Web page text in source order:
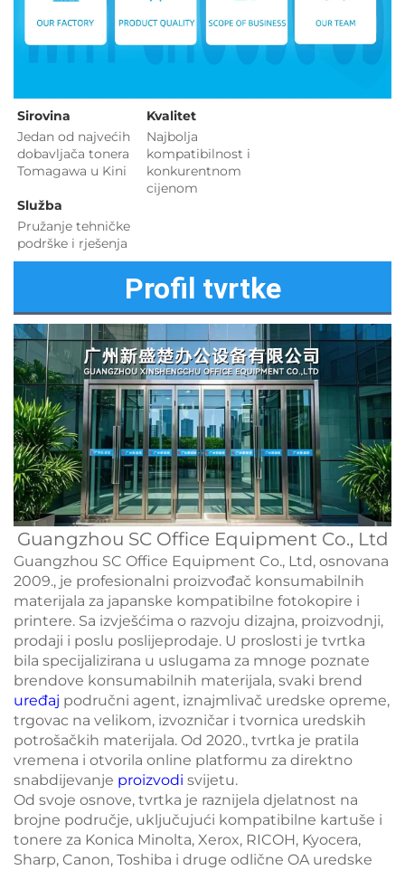
Sirovina
Jedan od najvećih
dobavljača tonera
Tomagawa u Kini
Kvalitet
Najbolja
konkurentnom
cijenom
Služba
Pružanje tehničke
podrške i rješenja
Profil tvrtke
Guangzhou SC Office Equipment Co., Ltd
Guangzhou SC Office Equipment Co., Ltd, osnovana
2009., je profesionalni proizvođač konsumabilnih
materijala za japanske kompatibilne fotokopire i
printere. Sa izvješćima o razvoju dizajna, proizvodnji,
prodaji i poslu poslijeprodaje. U proslosti je tvrtka
bila specijalizirana u uslugama za mnoge poznate
brendove konsumabilnih materijala, svaki brend
uređaj područni agent, iznajmlivač uredske opreme,
trgovac na velikom, izvozničar i tvornica uredskih
potrošačkih materijala. Od 2020., tvrtka je pratila
vremena i otvorila online platformu za direktno
snabdijevanje proizvodi svijetu.
Od svoje osnove, tvrtka je raznijela djelatnost na
brojne područje, uključujući kompatibilne kartuše i
tonere za Konica Minolta, Xerox, RICOH, Kyocera,
Sharp, Canon, Toshiba i druge odlične OA uredske